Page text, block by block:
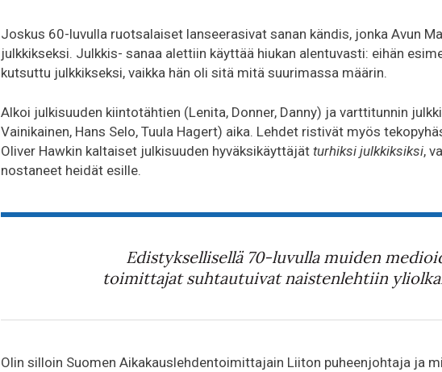
Joskus 60-luvulla ruotsalaiset lanseerasivat sanan kändis, jonka Avun
julkkikseksi. Julkkis- sanaa alettiin käyttää hiukan alentuvasti: eihän
kutsuttu julkkikseksi, vaikka hän oli sitä mitä suurimassa määrin.
Alkoi julkisuuden kiintotähtien (Lenita, Donner, Danny) ja varttitunnin
Vainikainen, Hans Selo, Tuula Hagert) aika. Lehdet ristivät myös
Oliver Hawkin kaltaiset julkisuuden hyväksikäyttäjät turhiksi julkkiksiksi,
nostaneet heidät esille.
Edistyksellisellä 70-luvullamuiden
toimittajat suhtautuivat naistenlehtiin
Olin silloin Suomen Aikakauslehdentoimittajain Liiton puheenjohtaja ja